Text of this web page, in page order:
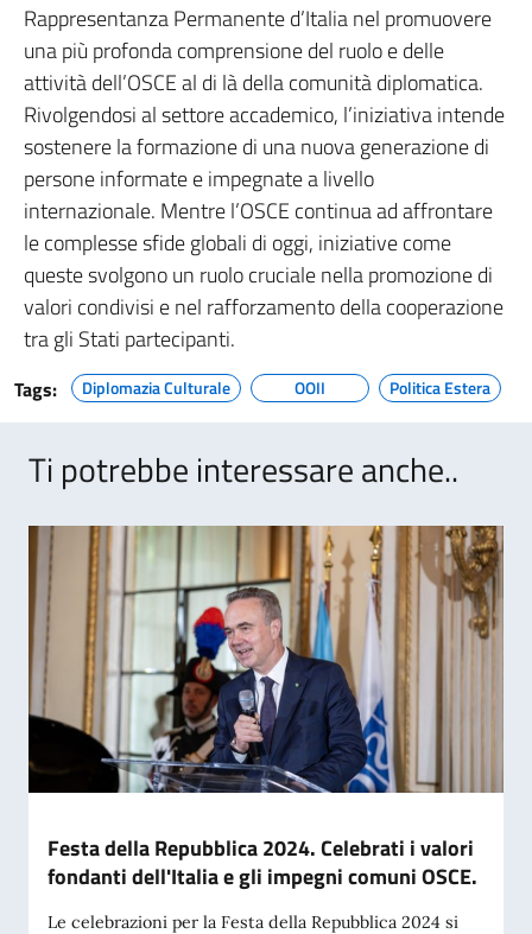
Rappresentanza Permanente d’Italia nel promuovere
una più profonda comprensione del ruolo e delle
attività dell’OSCE al di là della comunità diplomatica.
Rivolgendosi al settore accademico, l’iniziativa intende
sostenere la formazione di una nuova generazione di
persone informate e impegnate a livello
internazionale. Mentre l’OSCE continua ad affrontare
le complesse sfide globali di oggi, iniziative come
queste svolgono un ruolo cruciale nella promozione di
valori condivisi e nel rafforzamento della cooperazione
tra gli Stati partecipanti.
Tags: Diplomazia Culturale OOII Politica Estera
Ti potrebbe interessare anche..
Festa della Repubblica 2024. Celebrati i valori
fondanti dell'Italia e gli impegni comuni OSCE.
Le celebrazioni per la Festa della Repubblica 2024 si